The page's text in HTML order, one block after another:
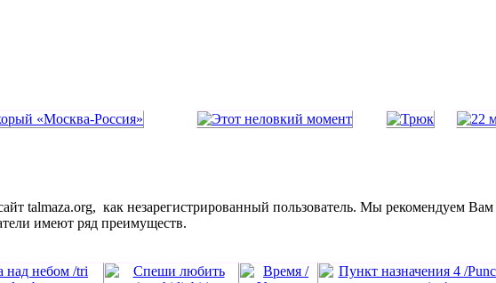
talmaza.org, как незарегистрированный пользователь. Мы рекомендуем Вам
имеют ряд преимуществ.